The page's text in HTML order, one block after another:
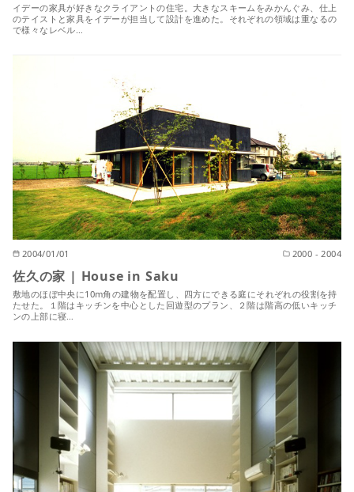
イデーの家具が好きなクライアントの住宅。大きなスキームをみかんぐみ、仕上
のテイストと家具をイデーが担当して設計を進めた。それぞれの領域は重なるの
で様々なレベル…
2004/01/01 2000 - 2004
佐久の家 | House in Saku
敷地のほぼ中央に10m角の建物を配置し、四方にできる庭にそれぞれの役割を持
たせた。１階はキッチンを中心とした回遊型のプラン、２階は階高の低いキッチ
ンの上部に寝…